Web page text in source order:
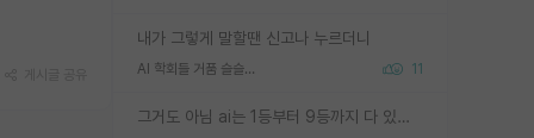
내가 그렇게 말할땐 신고나 누르더니
AI 학회들 거품 슬슬 지적이 나오네요 11
그거도 아님 ai는 1등부터 9등까지 다 있음 그거도 없는 사람은 뭐냐 교수가 그냥 못하게 한거 1등급도 교수가 막으면 안됨